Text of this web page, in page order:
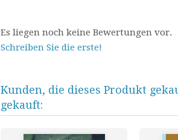
Es liegen noch keine Bewertungen vor.
Schreiben Sie die erste!
Kunden, die dieses Produkt
gekauft: